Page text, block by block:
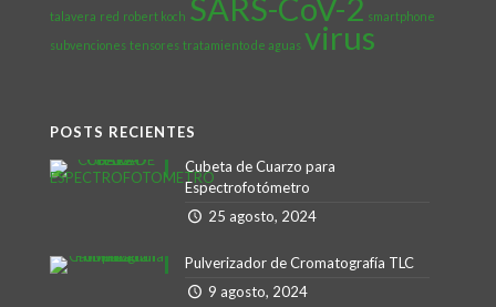
talavera red robert koch SARS-CoV-2 smartphone
subvenciones tensores tratamiento de aguas virus
POSTS RECIENTES
Cubeta de Cuarzo para
Espectrofotómetro
25 agosto, 2024
Pulverizador de Cromatografía TLC
9 agosto, 2024